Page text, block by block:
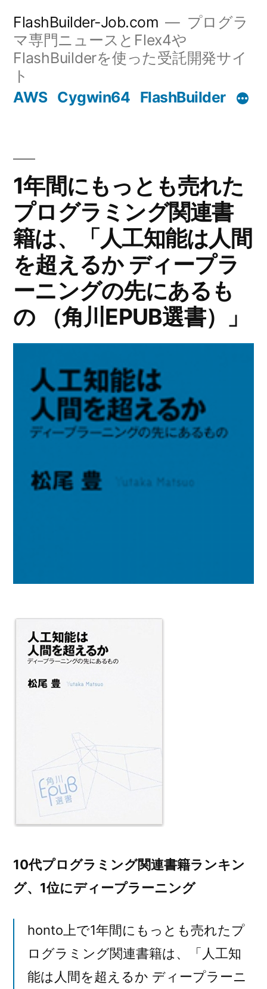
FlashBuilder-Job.com
プログラ
マ専門ニュースとFlex4や
FlashBuilderを使った受託開発サイ
ト
AWS Cygwin64 FlashBuilder
1年間にもっとも売れた
プログラミング関連書
籍は、「人工知能は人間
を超えるか ディープラ
ーニングの先にあるも
の （角川EPUB選書）」
10代プログラミング関連書籍ランキン
グ、1位にディープラーニング
honto上で1年間にもっとも売れたプ
ログラミング関連書籍は、「人工知
能は人間を超えるか ディープラーニ